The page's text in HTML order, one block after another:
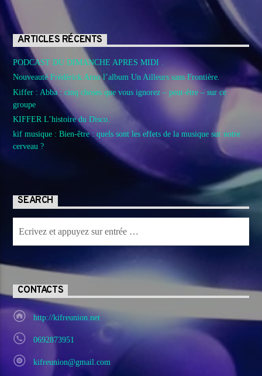
ARTICLES RÉCENTS
PODCAST DU DIMANCHE APRES MIDI .
Nouveauté Frédérick Arno l’album Un Ailleurs sans Frontière.
Kiffer : Abba : cinq choses que vous ignorez – peut-être – sur ce
groupe
KIFFER L’histoire du Disco.
kif musique : Bien-être : quels sont les effets de la musique sur notre
cerveau ?
SEARCH
CONTACTS
http://kifreunion.net
0692873951
kifreunion@gmail.com